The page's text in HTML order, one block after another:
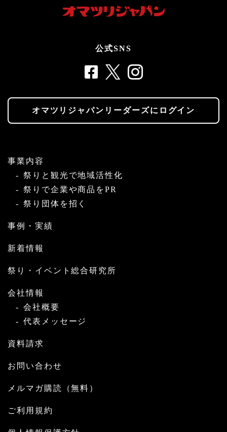
公式SNS
オマツリジャパンリーダーズにログイン
事業内容
祭りと観光で地域活性化
祭りで企業や商品をPR
祭り団体を招く
事例・実績
新着情報
祭り・イベント総合研究所
会社情報
会社概要
代表メッセージ
資料請求
お問い合わせ
メルマガ購読（無料）
ご利用規約